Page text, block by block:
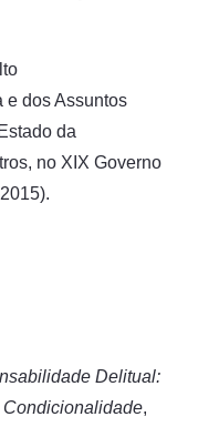
e dos Assuntos
da
no XIX Governo
Delitual:
Condicionalidade,